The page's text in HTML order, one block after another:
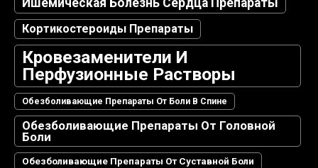
Ишемическая Болезнь Сердца Препараты
Кортикостероиды Препараты
Кровезаменители И
Перфузионные Растворы
Обезболивающие Препараты От Боли В Спине
Обезболивающие Препараты От Головной
Боли
Обезболивающие Препараты От Суставной Боли